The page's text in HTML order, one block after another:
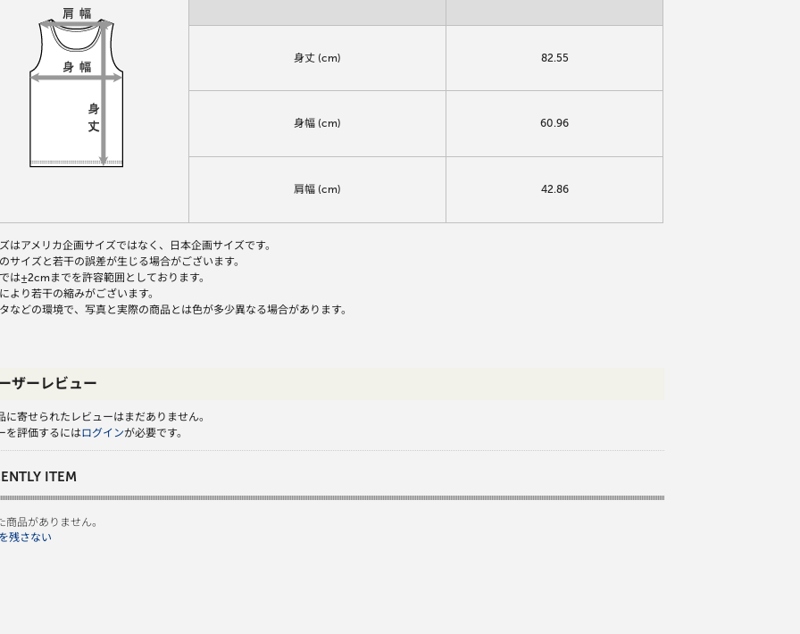
身丈 (cm) 82.55
身幅 (cm) 60.96
肩幅 (cm) 42.86
はアメリカ企画サイズではなく、日本企画サイズです。
サイズと若干の誤差が生じる場合がございます。
は±2cmまでを許容範囲としております。
より若干の縮みがございます。
などの環境で、写真と実際の商品とは色が多少異なる場合があります。
ザーレビュー
に寄せられたレビューはまだありません。
を評価するにはログインが必要です。
ITEM
商品がありません。
残さない